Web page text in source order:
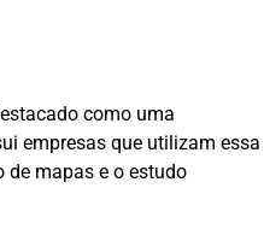
como uma
empresas que utilizam essa
de mapas e o estudo